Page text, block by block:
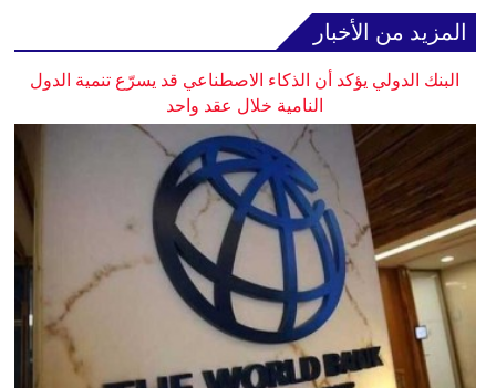
المزيد من الأخبار
البنك الدولي يؤكد أن الذكاء الاصطناعي قد يسرّع تنمية الدول
النامية خلال عقد واحد